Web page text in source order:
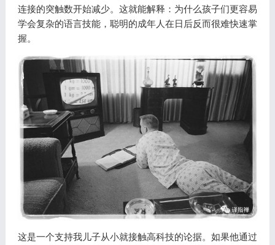
连接的突触数开始减少。这就能解释：为什么孩子们更容易
学会复杂的语言技能，聪明的成年人在日后反而很难快速掌
握。
这是一个支持我儿子从小就接触高科技的论据。如果他通过